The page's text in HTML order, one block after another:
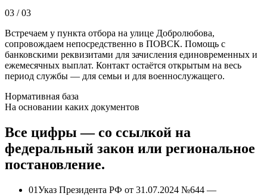
03 /03
Встречаем у пункта отбора на улице Добролюбова,
сопровождаем непосредственно в ПОВСК. Помощь с
банковскими реквизитами для зачисления единовременных и
ежемесячных выплат. Контакт остаётся открытым на весь
период службы — для семьи и для военнослужащего.
Нормативная база
На основании каких документов
Все цифры — со ссылкой на
федеральный закон или региональное
постановление.
01Указ Президента РФ от 31.07.2024 №644 —